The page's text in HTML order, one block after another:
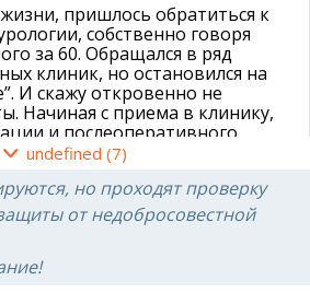
пришлось обратиться к
собственно говоря
за 60. Обращался в ряд
клиник, но остановился на
И скажу откровенно не
Начиная с приема в клинику,
и послеоперативного
на высшем уровне. Палаты
и доброжелательны.
работу. Также хочу выразить
врачу-хирургу
Парфенюк С.А и
бригаде! От всей души хочу
undefined (7)
но проходят проверку
от недобросовестной